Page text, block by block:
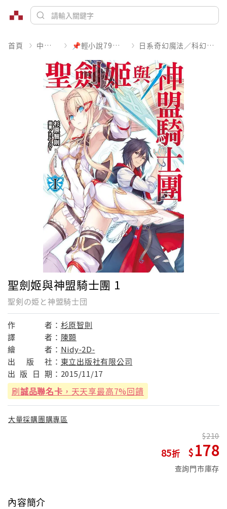
首頁 中文書 📌輕小說79折起 日系奇幻魔法／科幻冒險
聖劍姬與神盟騎士團 1
聖剣の姫と神盟騎士団
作 者： 杉原智則
譯
者： 陳顥
繪
者： Nidy‐2D‐
出
版 社： 東立出版社有限公司
出 版 日 期： 2015/11/17
刷誠品聯名卡 ，天天享最高7%回饋
大量採購團購專區
85
210
178
查詢門市庫存
內容簡介